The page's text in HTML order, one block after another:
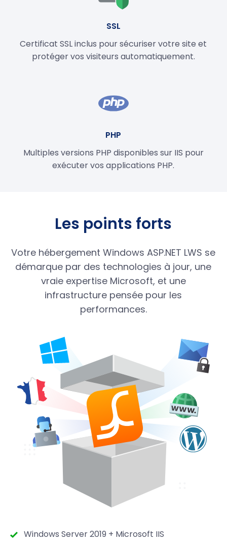
SSL
Certificat SSL inclus pour sécuriser votre site et
protéger vos visiteurs automatiquement.
PHP
Multiples versions PHP disponibles sur IIS pour
exécuter vos applications PHP.
Les points forts
Votre hébergement Windows ASP.NET LWS se
démarque par des technologies à jour, une
vraie expertise Microsoft, et une
infrastructure pensée pour les
performances.
Windows Server 2019 + Microsoft IIS